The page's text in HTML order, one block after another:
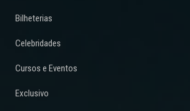
Bilheterias
Celebridades
Cursos e Eventos
Exclusivo